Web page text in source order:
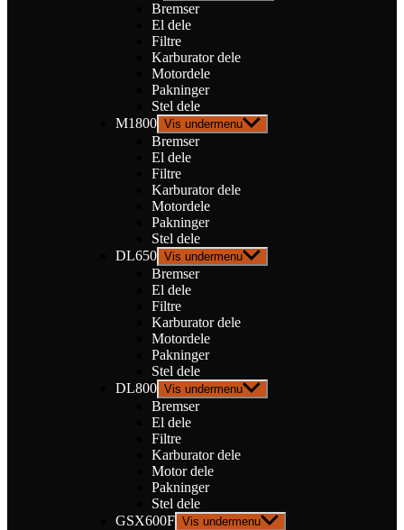
Bremser
El dele
Filtre
Karburator dele
Motordele
Pakninger
Stel dele
M1800 Vis undermenu
Bremser
El dele
Filtre
Karburator dele
Motordele
Pakninger
Stel dele
DL650 Vis undermenu
Bremser
El dele
Filtre
Karburator dele
Motordele
Pakninger
Stel dele
DL800 Vis undermenu
Bremser
El dele
Filtre
Karburator dele
Motor dele
Pakninger
Stel dele
GSX600F Vis undermenu